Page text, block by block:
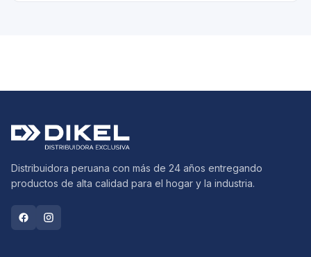
Distribuidora peruana con más de 24 años entregando
productos de alta calidad para el hogar y la industria.